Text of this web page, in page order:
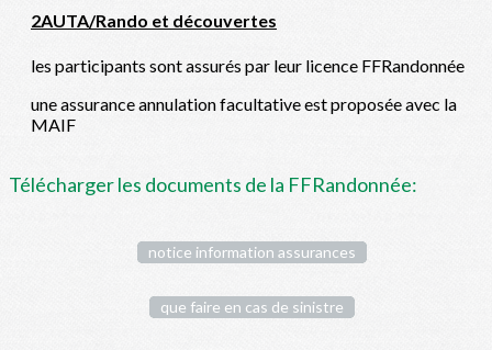
2AUTA/Rando et découvertes
les participants sont assurés par leur licence FFRandonnée
une assurance annulation facultative est proposée avec la
MAIF
Télécharger les documents de la FFRandonnée:
notice information assurances
que faire en cas de sinistre